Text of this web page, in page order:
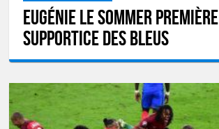
Eugénie Le Sommer première
supportice des Bleus